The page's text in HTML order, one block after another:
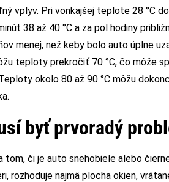
vplyv. Pri vonkajšej teplote 28 °C
38 až 40 °C a za pol hodiny
menej, než keby bolo auto úplne
teploty prekročiť 70 °C, čo môže
okolo 80 až 90 °C môžu
byť prvoradý
tom, či je auto snehobiele alebo
rozhoduje najmä plocha okien,